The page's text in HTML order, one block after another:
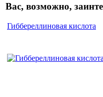
Вас, возможно,
Гиббереллиновая кислота